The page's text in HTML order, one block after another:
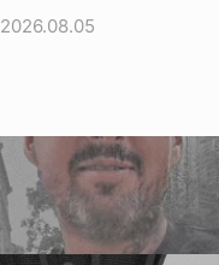
2026.08.05